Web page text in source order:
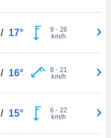
/ 17° 9- 26
km/h
/ 16° 8- 21
km/h
/ 15° 6- 22
km/h